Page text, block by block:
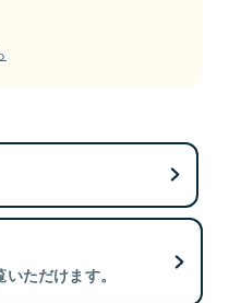
ただけます。